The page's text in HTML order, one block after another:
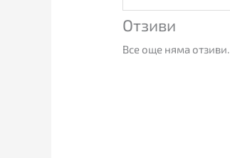
Отзиви
Все още няма отзиви.